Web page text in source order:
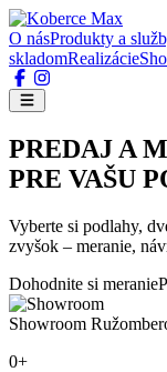
O násProdukty a
skladomRealizácie
PREDAJ A
PRE VAŠU
Vyberte si podlahy,
zvyšok – meranie,
Dohodnite si meranie
Showroom
0+